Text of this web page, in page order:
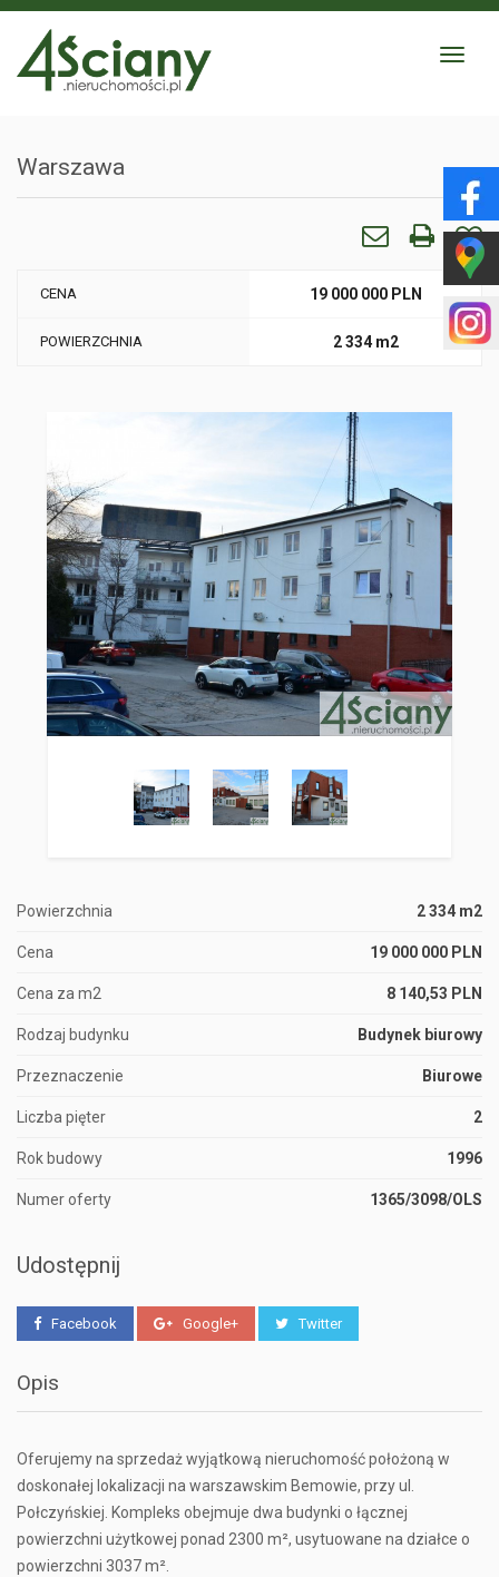
Toggle
Warszawa
CENA 19 000 000 PLN
POWIERZCHNIA 2 334 m2
Powierzchnia 2 334 m2
Cena 19 000 000 PLN
Cena za m2 8 140,53 PLN
Rodzaj budynku Budynek biurowy
Przeznaczenie Biurowe
Liczba pięter 2
Rok budowy 1996
Numer oferty 1365/3098/OLS
Udostępnij
Facebook Google+ Twitter
Opis
Oferujemy na sprzedaż wyjątkową nieruchomość położoną w
doskonałej lokalizacji na warszawskim Bemowie, przy ul.
Połczyńskiej. Kompleks obejmuje dwa budynki o łącznej
powierzchni użytkowej ponad 2300 m², usytuowane na działce o
powierzchni 3037 m².